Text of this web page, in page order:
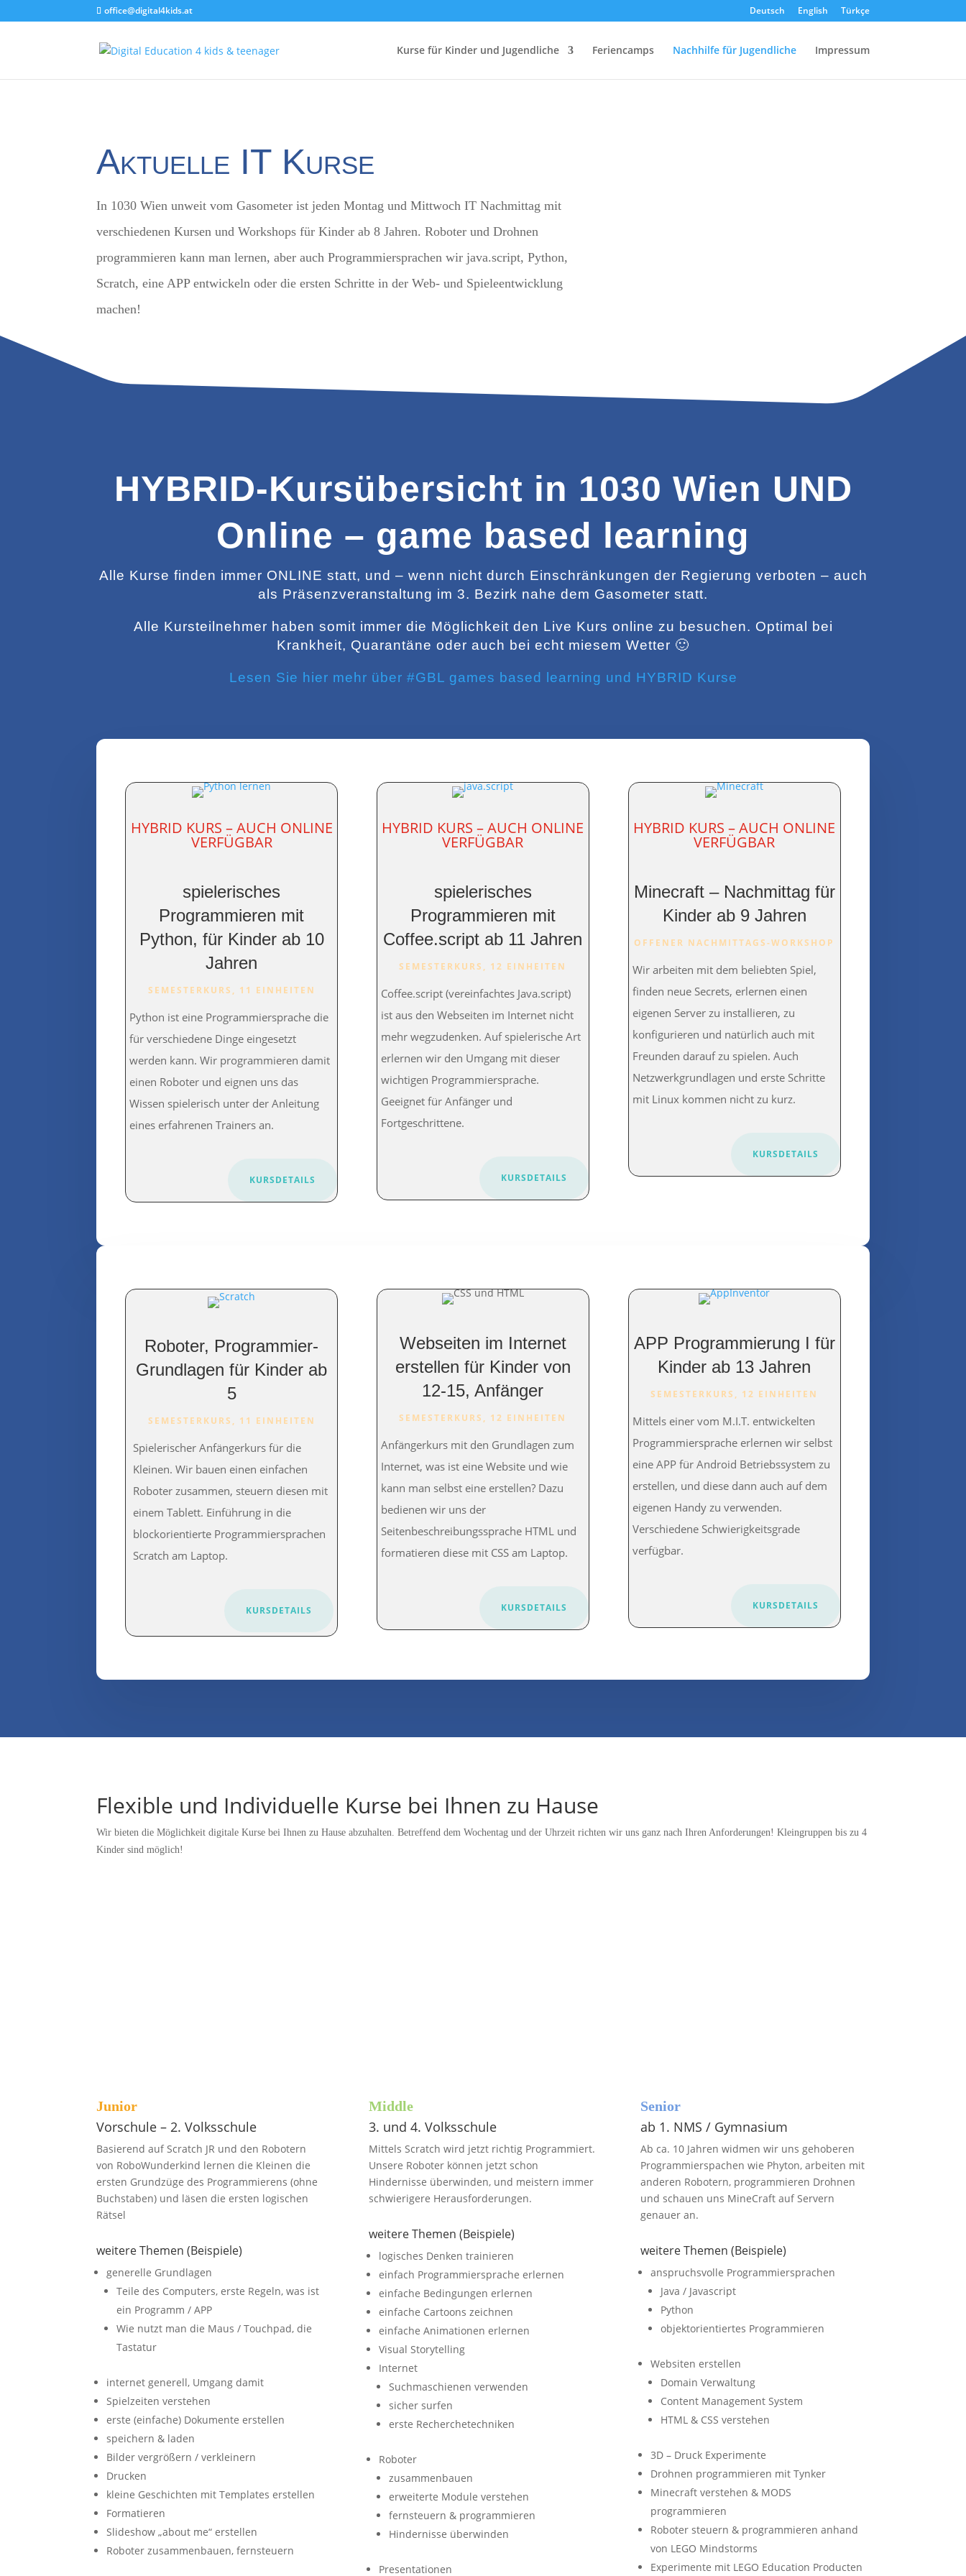
office@digital4kids.at Deutsch English Türkçe
Kurse für Kinder und Jugendliche Feriencamps Nachhilfe für Jugendliche Impressum
Aktuelle IT Kurse
In 1030 Wien unweit vom Gasometer ist jeden Montag und Mittwoch IT Nachmittag mit
verschiedenen Kursen und Workshops für Kinder ab 8 Jahren. Roboter und Drohnen
programmieren kann man lernen, aber auch Programmiersprachen wir java.script, Python,
Scratch, eine APP entwickeln oder die ersten Schritte in der Web- und Spieleentwicklung
machen!
HYBRID-Kursübersicht in 1030 Wien UND
Online – game based learning
Alle Kurse finden immer ONLINE statt, und – wenn nicht durch Einschränkungen der Regierung verboten – auch
als Präsenzveranstaltung im 3. Bezirk nahe dem Gasometer statt.
Alle Kursteilnehmer haben somit immer die Möglichkeit den Live Kurs online zu besuchen. Optimal bei
Krankheit, Quarantäne oder auch bei echt miesem Wetter 🙂
Lesen Sie hier mehr über #GBL games based learning und HYBRID Kurse
HYBRID KURS – AUCH ONLINE
VERFÜGBAR
spielerisches
Programmieren mit
Python, für Kinder ab 10
Jahren
SEMESTERKURS, 11 EINHEITEN
Python ist eine Programmiersprache die
für verschiedene Dinge eingesetzt
werden kann. Wir programmieren damit
einen Roboter und eignen uns das
Wissen spielerisch unter der Anleitung
eines erfahrenen Trainers an.
KURSDETAILS
HYBRID KURS – AUCH ONLINE
VERFÜGBAR
spielerisches
Programmieren mit
Coffee.script ab 11 Jahren
SEMESTERKURS, 12 EINHEITEN
Coffee.script (vereinfachtes Java.script)
ist aus den Webseiten im Internet nicht
mehr wegzudenken. Auf spielerische Art
erlernen wir den Umgang mit dieser
wichtigen Programmiersprache.
Geeignet für Anfänger und
Fortgeschrittene.
KURSDETAILS
HYBRID KURS – AUCH ONLINE
VERFÜGBAR
Minecraft – Nachmittag für
Kinder ab 9 Jahren
OFFENER NACHMITTAGS-WORKSHOP
Wir arbeiten mit dem beliebten Spiel,
finden neue Secrets, erlernen einen
eigenen Server zu installieren, zu
konfigurieren und natürlich auch mit
Freunden darauf zu spielen. Auch
Netzwerkgrundlagen und erste Schritte
mit Linux kommen nicht zu kurz.
KURSDETAILS
Roboter, Programmier-
Grundlagen für Kinder ab
5
SEMESTERKURS, 11 EINHEITEN
Spielerischer Anfängerkurs für die
Kleinen. Wir bauen einen einfachen
Roboter zusammen, steuern diesen mit
einem Tablett. Einführung in die
blockorientierte Programmiersprachen
Scratch am Laptop.
KURSDETAILS
Webseiten im Internet
erstellen für Kinder von
12-15, Anfänger
SEMESTERKURS, 12 EINHEITEN
Anfängerkurs mit den Grundlagen zum
Internet, was ist eine Website und wie
kann man selbst eine erstellen? Dazu
bedienen wir uns der
Seitenbeschreibungssprache HTML und
formatieren diese mit CSS am Laptop.
KURSDETAILS
APP Programmierung I für
Kinder ab 13 Jahren
SEMESTERKURS, 12 EINHEITEN
Mittels einer vom M.I.T. entwickelten
Programmiersprache erlernen wir selbst
eine APP für Android Betriebssystem zu
erstellen, und diese dann auch auf dem
eigenen Handy zu verwenden.
Verschiedene Schwierigkeitsgrade
verfügbar.
KURSDETAILS
Flexible und Individuelle Kurse bei Ihnen zu Hause
Wir bieten die Möglichkeit digitale Kurse bei Ihnen zu Hause abzuhalten. Betreffend dem Wochentag und der Uhrzeit richten wir uns ganz nach Ihren Anforderungen! Kleingruppen bis zu 4
Kinder sind möglich!
Junior
Vorschule – 2. Volksschule
Basierend auf Scratch JR und den Robotern
von RoboWunderkind lernen die Kleinen die
ersten Grundzüge des Programmierens (ohne
Buchstaben) und läsen die ersten logischen
Rätsel
weitere Themen (Beispiele)
generelle Grundlagen
Teile des Computers, erste Regeln, was ist
ein Programm / APP
Wie nutzt man die Maus / Touchpad, die
Tastatur
internet generell, Umgang damit
Spielzeiten verstehen
erste (einfache) Dokumente erstellen
speichern & laden
Bilder vergrößern / verkleinern
Drucken
kleine Geschichten mit Templates erstellen
Formatieren
Slideshow „about me“ erstellen
Roboter zusammenbauen, fernsteuern
Middle
3. und 4. Volksschule
Mittels Scratch wird jetzt richtig Programmiert.
Unsere Roboter können jetzt schon
Hindernisse überwinden, und meistern immer
schwierigere Herausforderungen.
weitere Themen (Beispiele)
logisches Denken trainieren
einfach Programmiersprache erlernen
einfache Bedingungen erlernen
einfache Cartoons zeichnen
einfache Animationen erlernen
Visual Storytelling
Internet
Suchmaschienen verwenden
sicher surfen
erste Recherchetechniken
Roboter
zusammenbauen
erweiterte Module verstehen
fernsteuern & programmieren
Hindernisse überwinden
Presentationen
Senior
ab 1. NMS / Gymnasium
Ab ca. 10 Jahren widmen wir uns gehoberen
Programmierspachen wie Phyton, arbeiten mit
anderen Robotern, programmieren Drohnen
und schauen uns MineCraft auf Servern
genauer an.
weitere Themen (Beispiele)
anspruchsvolle Programmiersprachen
Java / Javascript
Python
objektorientiertes Programmieren
Websiten erstellen
Domain Verwaltung
Content Management System
HTML & CSS verstehen
3D – Druck Experimente
Drohnen programmieren mit Tynker
Minecraft verstehen & MODS
programmieren
Roboter steuern & programmieren anhand
von LEGO Mindstorms
Experimente mit LEGO Education Producten